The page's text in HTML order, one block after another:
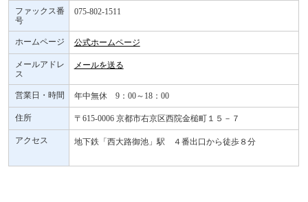
ファックス番
号
075-802-1511
ホームページ 公式ホームページ
メールアドレ
ス
メールを送る
営業日・時間 年中無休 9：00～18：00
住所 〒615-0006 京都市右京区西院金槌町１５－７
アクセス 地下鉄「西大路御池」駅 ４番出口から徒歩８分